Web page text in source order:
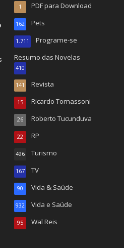
PDF para Download
1
Pets
162
Programe-se
1.711
Resumo das Novelas
410
Revista
141
Ricardo Tomassoni
15
Roberto Tucunduva
26
RP
22
Turismo
496
TV
167
Vida & Saúde
90
Vida e Saúde
932
Wal Reis
95